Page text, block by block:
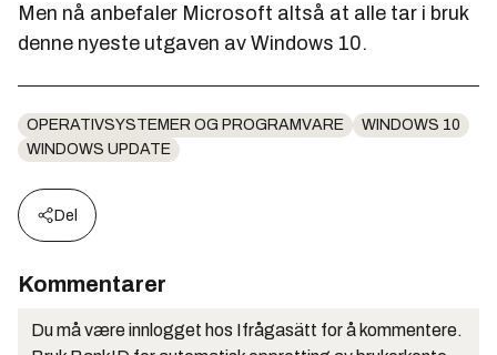
Men nå anbefaler Microsoft altså at alle tar i bruk
denne nyeste utgaven av Windows 10.
OPERATIVSYSTEMER OG PROGRAMVARE
WINDOWS 10
WINDOWS UPDATE
Del
Kommentarer
Du må være innlogget hos Ifrågasätt for å kommentere.